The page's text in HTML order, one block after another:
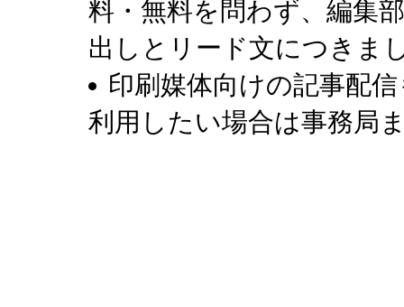
料・無料を問わず、編集
出しとリード文につきま
印刷媒体向けの記事配
利用したい場合は事務局